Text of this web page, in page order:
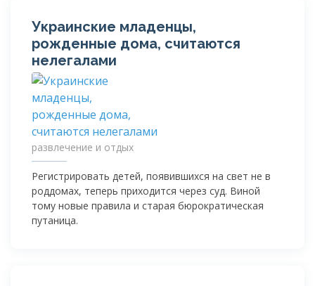
Украинские младенцы,
рожденные дома, считаются
нелегалами
развлечение и отдых
Регистрировать детей, появившихся на свет не в
роддомах, теперь приходится через суд. Виной
тому новые правила и старая бюрократическая
путаница.